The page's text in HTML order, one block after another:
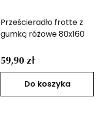
Prześcieradło frotte z
gumką różowe 80x160
59,90 zł
Do koszyka